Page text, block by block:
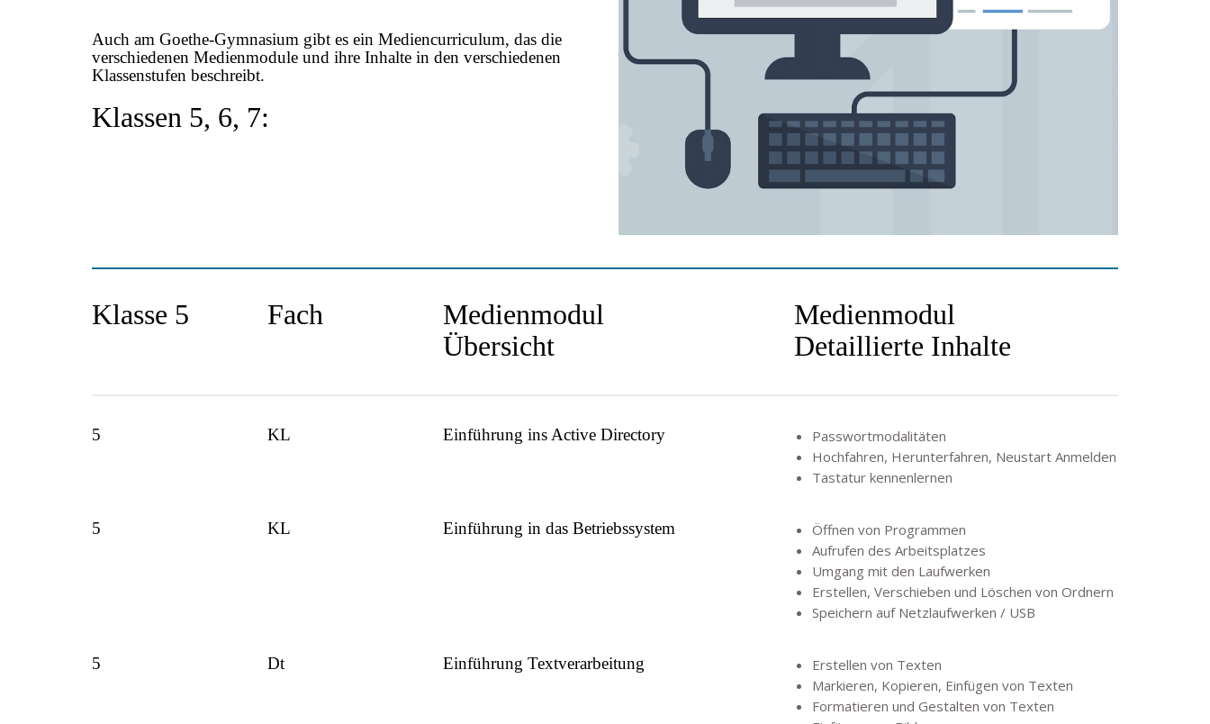
Auch am Goethe-Gymnasium gibt es ein Mediencurriculum, das die
verschiedenen Medienmodule und ihre Inhalte in den verschiedenen
Klassenstufen beschreibt.
Klassen 5, 6, 7:
Klasse 5 Fach
Medienmodul
Übersicht
Medienmodul
Detaillierte Inhalte
5 KL Einführung ins Active Directory
Passwortmodalitäten
Hochfahren, Herunterfahren, Neustart Anmelden
Tastatur kennenlernen
5 KL Einführung in das Betriebssystem
Öffnen von Programmen
Aufrufen des Arbeitsplatzes
Umgang mit den Laufwerken
Erstellen, Verschieben und Löschen von Ordnern
Speichern auf Netzlaufwerken / USB
5 Dt Einführung Textverarbeitung
Erstellen von Texten
Markieren, Kopieren, Einfügen von Texten
Formatieren und Gestalten von Texten